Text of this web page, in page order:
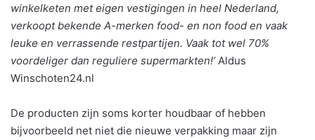
winkelketen met eigen vestigingen in heel Nederland,
verkoopt bekende A-merken food- en non food en vaak
leuke en verrassende restpartijen. Vaak tot wel 70%
voordeliger dan reguliere supermarkten!’Aldus
Winschoten24.nl
De producten zijn soms korter houdbaar of hebben
bijvoorbeeld net niet die nieuwe verpakking maar zijn